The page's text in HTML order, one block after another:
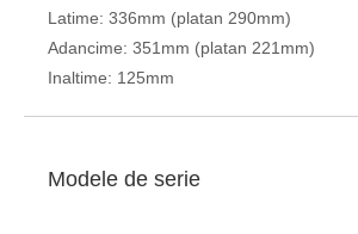
Latime: 336mm (platan 290mm)
Adancime: 351mm (platan 221mm)
Inaltime: 125mm
Modele de serie